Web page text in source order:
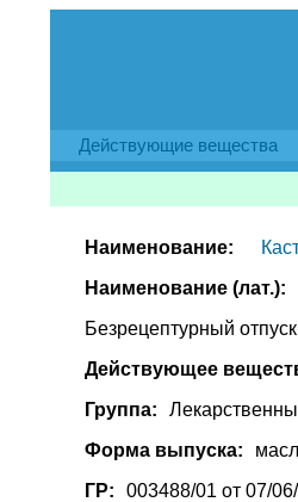
Действующие вещества
Наименование:
Наименование (лат.):
Безрецептурный отпуск
Действующее
Группа:
Форма выпуска:
ГР:
003488/01 от 07/